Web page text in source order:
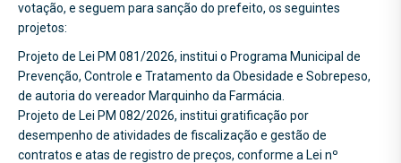
votação, e seguem para sanção do prefeito, os seguintes
projetos:
Projeto de Lei PM 081/2026, institui o Programa Municipal de
Prevenção, Controle e Tratamento da Obesidade e Sobrepeso,
de autoria do vereador Marquinho da Farmácia.
Projeto de Lei PM 082/2026, institui gratificação por
desempenho de atividades de fiscalização e gestão de
contratos e atas de registro de preços, conforme a Lei nº